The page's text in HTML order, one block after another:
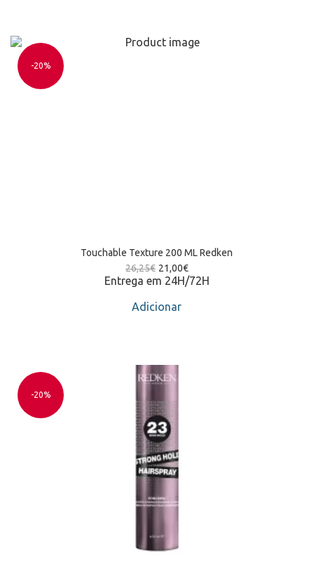
-20%
Touchable Texture 200 ML Redken
26,25€ 21,00€
Entrega em 24H/72H
Adicionar
-20%